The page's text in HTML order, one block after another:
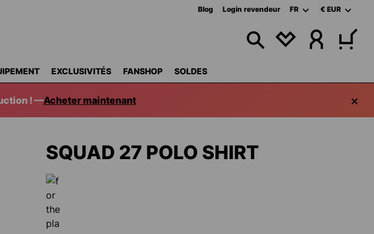
Blog Login revendeur FR € EUR
VOUS AVEZ 0
EXCLUSIVITÉS FANSHOP SOLDES
! —Acheter maintenant
SQUAD 27 POLO SHIRT